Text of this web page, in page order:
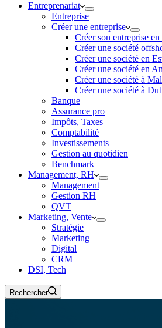
Entreprenariat
Entreprise
Créer une entreprise
Créer son entreprise en
Créer une société
Créer une société en
Créer une société en
Créer une société à
Créer une société à
Banque
Assurance pro
Impôts, Taxes
Comptabilité
Investissements
Gestion au quotidien
Benchmark
Management, RH
Management
Gestion RH
QVT
Marketing, Vente
Stratégie
Marketing
Digital
CRM
DSI, Tech
Rechercher